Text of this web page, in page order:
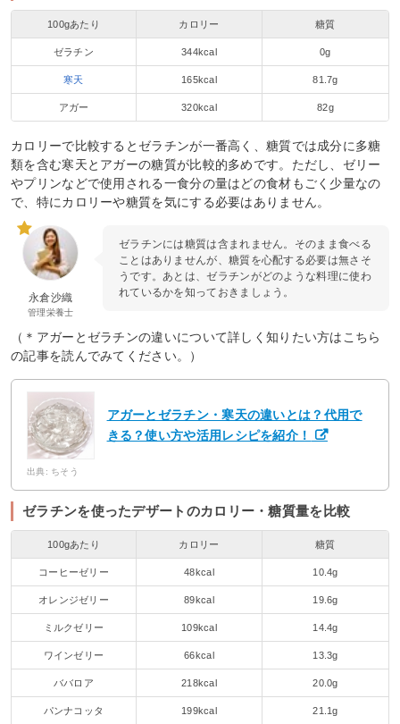
100gあたり カロリー 糖質
ゼラチン 344kcal 0g
寒天 165kcal 81.7g
アガー 320kcal 82g
カロリーで比較するとゼラチンが一番高く、糖質では成分に多糖
類を含む寒天とアガーの糖質が比較的多めです。ただし、ゼリー
やプリンなどで使用される一食分の量はどの食材もごく少量なの
で、特にカロリーや糖質を気にする必要はありません。
永倉沙織
管理栄養士
ゼラチンには糖質は含まれません。そのまま食べる
ことはありませんが、糖質を心配する必要は無さそ
うです。あとは、ゼラチンがどのような料理に使わ
れているかを知っておきましょう。
（＊アガーとゼラチンの違いについて詳しく知りたい方はこちら
の記事を読んでみてください。）
アガーとゼラチン・寒天の違いとは？代用で
きる？使い方や活用レシピを紹介！
出典: ちそう
ゼラチンを使ったデザートのカロリー・糖質量を比較
100gあたり カロリー 糖質
コーヒーゼリー 48kcal 10.4g
オレンジゼリー 89kcal 19.6g
ミルクゼリー 109kcal 14.4g
ワインゼリー 66kcal 13.3g
ババロア 218kcal 20.0g
パンナコッタ 199kcal 21.1g